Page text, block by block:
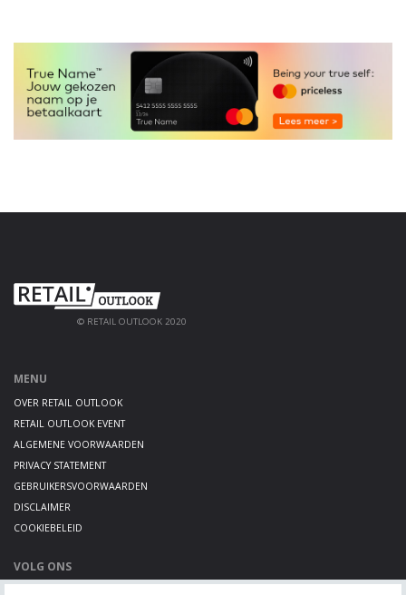
© RETAIL OUTLOOK 2020
MENU
OVER RETAIL OUTLOOK
RETAIL OUTLOOK EVENT
ALGEMENE VOORWAARDEN
PRIVACY STATEMENT
GEBRUIKERSVOORWAARDEN
DISCLAIMER
COOKIEBELEID
VOLG ONS